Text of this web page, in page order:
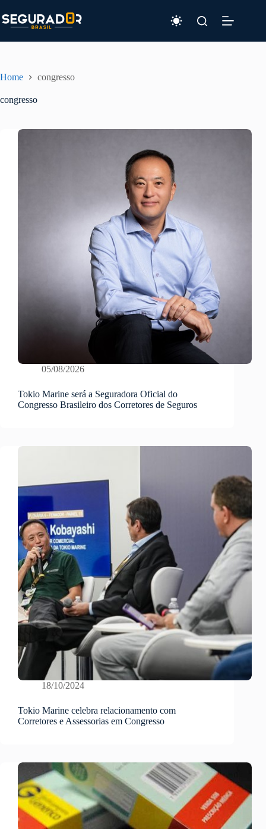
para
o
Home congresso
congresso
05/08/2026
Tokio Marine será a Seguradora Oficial do
Congresso Brasileiro dos Corretores de Seguros
18/10/2024
Tokio Marine celebra relacionamento com
Corretores e Assessorias em Congresso